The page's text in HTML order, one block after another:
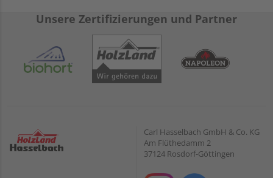
Unsere Zertifizierungen und Partner
Carl Hasselbach GmbH & Co. KG
Am Flüthedamm 2
37124 Rosdorf-Göttingen